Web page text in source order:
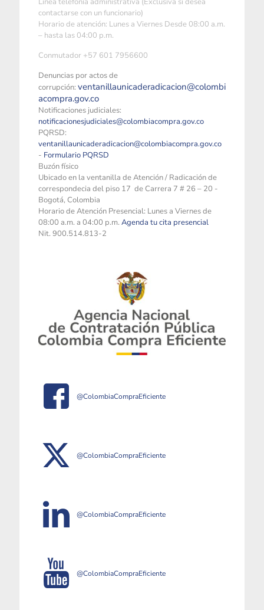
contactarse con un funcionario)
Horario de atención: Lunes a Viernes Desde 08:00 a.m.
– hasta las 04:00 p.m.
Conmutador +57 601 7956600
Denuncias por actos de
corrupción: ventanillaunicaderadicacion@colombi
acompra.gov.co
Notificaciones judiciales:
notificacionesjudiciales@colombiacompra.gov.co
PQRSD:
ventanillaunicaderadicacion@colombiacompra.gov.co
- Formulario PQRSD
Buzón físico
Ubicado en la ventanilla de Atención / Radicación de
correspondecia del piso 17 de Carrera 7 # 26 – 20 -
Bogotá, Colombia
Horario de Atención Presencial: Lunes a Viernes de
08:00 a.m. a 04:00 p.m. Agenda tu cita presencial
Nit. 900.514.813-2
@ColombiaCompraEficiente
@ColombiaCompraEficiente
@ColombiaCompraEficiente
@ColombiaCompraEficiente